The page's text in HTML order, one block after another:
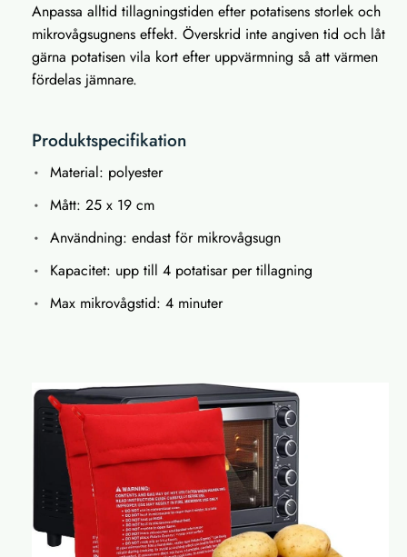
Anpassa alltid tillagningstiden efter potatisens storlek och
mikrovågsugnens effekt. Överskrid inte angiven tid och låt
gärna potatisen vila kort efter uppvärmning så att värmen
fördelas jämnare.
Produktspecifikation
Material: polyester
Mått: 25 x 19 cm
Användning: endast för mikrovågsugn
Kapacitet: upp till 4 potatisar per tillagning
Max mikrovågstid: 4 minuter